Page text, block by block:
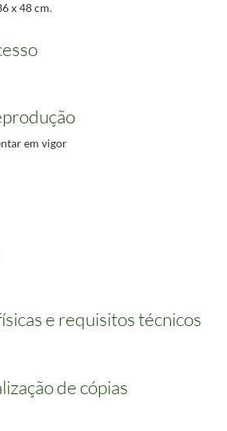
x 48 cm.
em vigor
e requisitos técnicos
de cópias